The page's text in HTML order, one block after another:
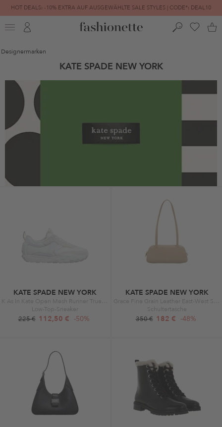
HOT DEALS: -10% EXTRA AUF AUSGEWÄHLTE SALE STYLES | CODE*: DEAL10
FINAL SALE | BIS ZU -80% REDUZIERT
Designermarken
KATE SPADE NEW YORK
KATE SPADE NEW YORK
Low-Top-Sneaker
225 € 112,50 € -50%
KATE SPADE NEW YORK
Schultertasche
350 € 182 € -48%